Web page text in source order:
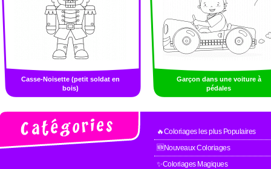
Casse-Noisette (petit soldat en
bois)
Garçon dans une voiture à
pédales
🔥Coloriages les plus Populaires
🆕Nouveaux Coloriages
✨Coloriages Magiques